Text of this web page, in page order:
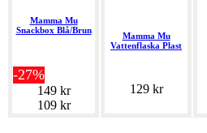
Mamma Mu
Snackbox Blå/Brun
-27%
149 kr
109 kr
Mamma Mu
Vattenflaska Plast
129 kr